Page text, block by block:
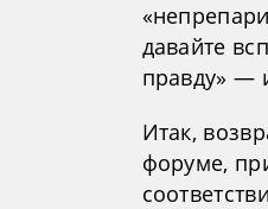
давайте
правду» —
Итак,
форуме,